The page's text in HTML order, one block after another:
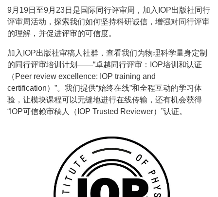
9月19日至9月23日是国际同行评审周，加入IOP出版社同行
评审周活动，探索我们如何坚持科研诚信，增强对同行评审
的理解，并促进评审的可信度。
加入IOP出版社审稿人社群，查看我们为物理科学量身定制
的同行评审培训计划——“卓越同行评审：IOP培训和认证
（Peer review excellence: IOP training and
certification）”。我们提供“始终在线”和全程互动的学习体
验，让模块课程可以无缝地进行在线传输，还有机会获得
“IOP可信赖审稿人（IOP Trusted Reviewer）”认证。